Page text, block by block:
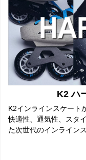
K2 ハ
K2インラインスケート
快適性、通気性、スタ
た次世代のインライン